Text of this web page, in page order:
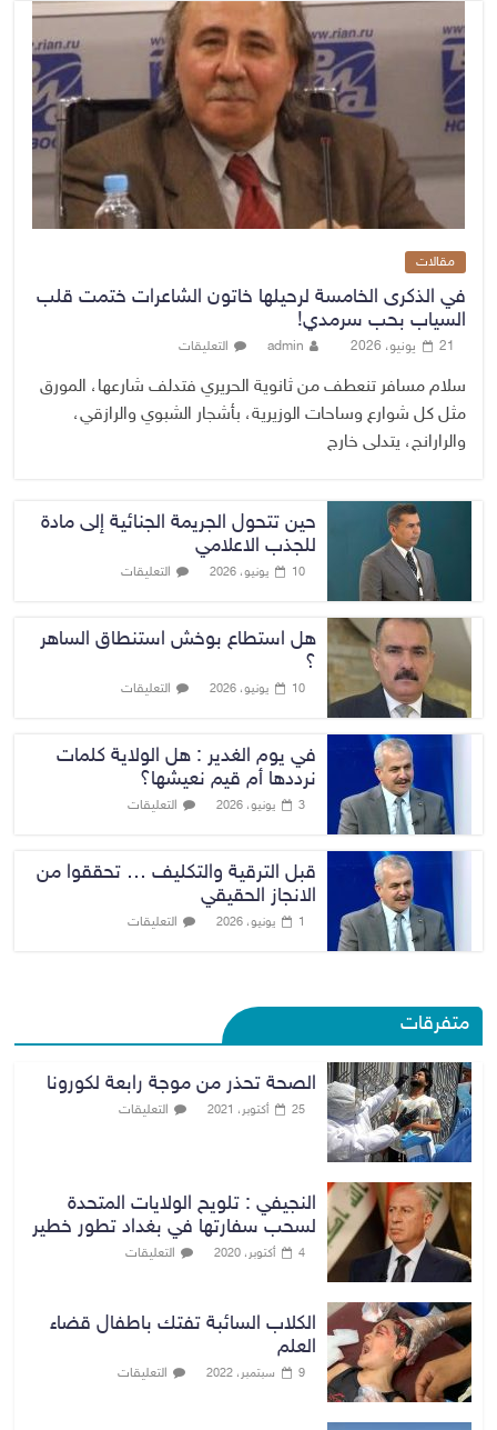
مقالات
في الذكرى الخامسة لرحيلها خاتون الشاعرات ختمت قلب
السياب بحب سرمدي!
21 يونيو، 2026 admin التعليقات
سلام مسافر تنعطف من ثانوية الحريري فتدلف شارعها، المورق
مثل كل شوارع وساحات الوزيرية، بأشجار الشبوي والرازقي،
والرارانج، يتدلى خارج
حين تتحول الجريمة الجنائية إلى مادة
للجذب الاعلامي
10 يونيو، 2026 التعليقات
هل استطاع بوخش استنطاق الساهر
؟
10 يونيو، 2026 التعليقات
في يوم الغدير : هل الولاية كلمات
نرددها أم قيم نعيشها؟
3 يونيو، 2026 التعليقات
قبل الترقية والتكليف … تحققوا من
الانجاز الحقيقي
1 يونيو، 2026 التعليقات
متفرقات
الصحة تحذر من موجة رابعة لكورونا
25 أكتوبر، 2021 التعليقات
النجيفي : تلويح الولايات المتحدة
لسحب سفارتها في بغداد تطور خطير
4 أكتوبر، 2020 التعليقات
الكلاب السائبة تفتك باطفال قضاء
العلم
9 سبتمبر، 2022 التعليقات